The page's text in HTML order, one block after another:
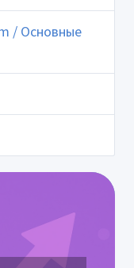
/ Основные